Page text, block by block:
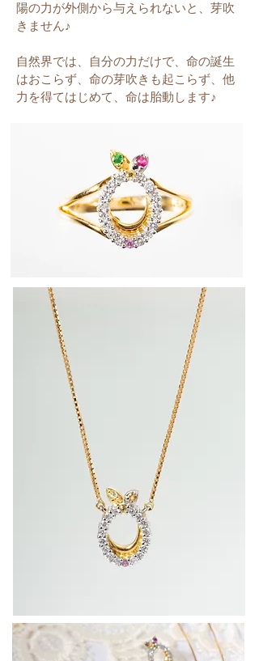
陽の力が外側から与えられないと、芽吹
きません♪
自然界では、自分の力だけで、命の誕生
はおこらず、命の芽吹きも起こらず、他
力を得てはじめて、命は胎動します♪